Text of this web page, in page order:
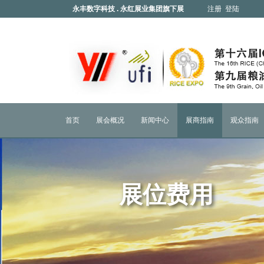
永丰数字科技 . 永红展业集团旗下展 注册 登陆
首页 展会概况 新闻中心 展商指南 观众指南
展位费用